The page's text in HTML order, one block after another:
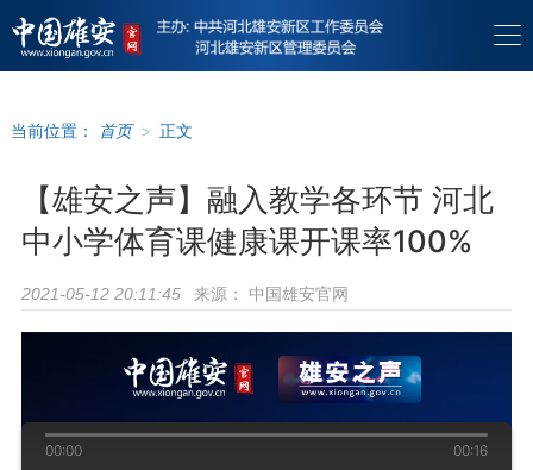
当前位置： 首页 > 正文
【雄安之声】融入教学各环节 河北
中小学体育课健康课开课率100%
2021-05-12 20:11:45 来源： 中国雄安官网
00:00 00:16